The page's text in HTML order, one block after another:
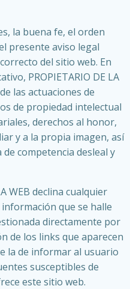
la buena fe, el orden
presente aviso legal
del sitio web. En
PROPIETARIO DE LA
las actuaciones de
de propiedad intelectual
derechos al honor,
y a la propia imagen, así
competencia desleal y
WEB declina cualquier
que se halle
directamente por
de los links que aparecen
la de informar al usuario
susceptibles de
este sitio web.